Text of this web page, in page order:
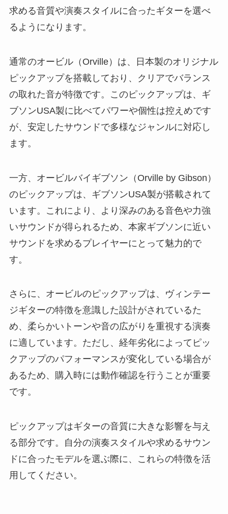
求める音質や演奏スタイルに合ったギターを選べ
るようになります。
通常のオービル（Orville）は、日本製のオリジナル
ピックアップを搭載しており、クリアでバランス
の取れた音が特徴です。このピックアップは、ギ
ブソンUSA製に比べてパワーや個性は控えめです
が、安定したサウンドで多様なジャンルに対応し
ます。
一方、オービルバイギブソン（Orville by Gibson）
のピックアップは、ギブソンUSA製が搭載されて
います。これにより、より深みのある音色や力強
いサウンドが得られるため、本家ギブソンに近い
サウンドを求めるプレイヤーにとって魅力的で
す。
さらに、オービルのピックアップは、ヴィンテー
ジギターの特徴を意識した設計がされているた
め、柔らかいトーンや音の広がりを重視する演奏
に適しています。ただし、経年劣化によってピッ
クアップのパフォーマンスが変化している場合が
あるため、購入時には動作確認を行うことが重要
です。
ピックアップはギターの音質に大きな影響を与え
る部分です。自分の演奏スタイルや求めるサウン
ドに合ったモデルを選ぶ際に、これらの特徴を活
用してください。